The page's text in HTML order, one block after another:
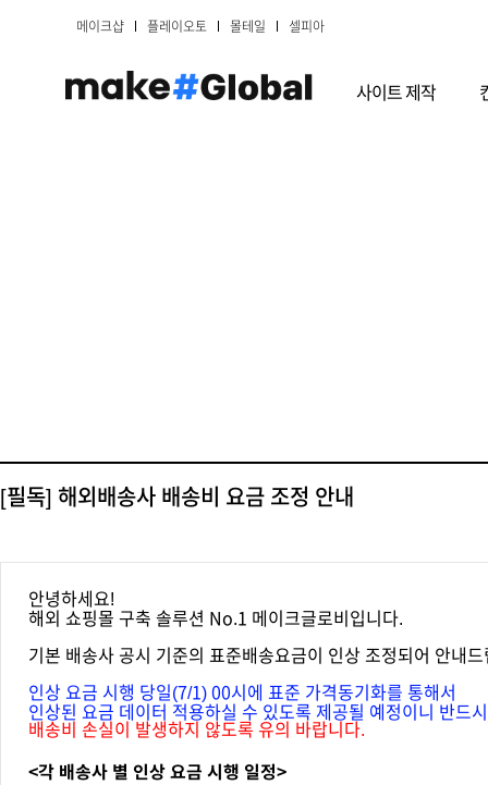
메이크샵 플레이오토 몰테일 셀피아
사이트 제작
[필독] 해외배송사 배송비 요금 조정 안내
안녕하세요!
해외 쇼핑몰 구축 솔루션 No.1 메이크글로비입니다.
기본 배송사 공시 기준의 표준배송요금이 인상 조정되어 안내드
인상 요금 시행 당일(7/1) 00시에 표준 가격동기화를 통해서
인상된 요금 데이터 적용하실 수 있도록 제공될 예정이니 반드
배송비 손실이 발생하지 않도록 유의 바랍니다.
<각 배송사 별 인상 요금 시행 일정>